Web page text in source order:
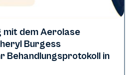
mit dem Aerolase
Burgess
Behandlungsprotokoll in